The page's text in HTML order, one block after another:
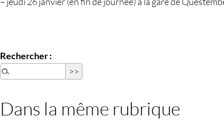
Rechercher :
Dans la même rubrique